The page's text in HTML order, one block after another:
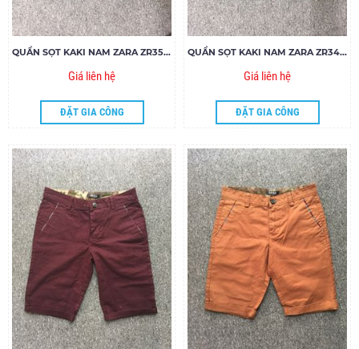
QUẦN SỌT KAKI NAM ZARA ZR35.85
Giá liên hệ
ĐẶT GIA CÔNG
QUẦN SỌT KAKI NAM ZARA ZR34.85
Giá liên hệ
ĐẶT GIA CÔNG